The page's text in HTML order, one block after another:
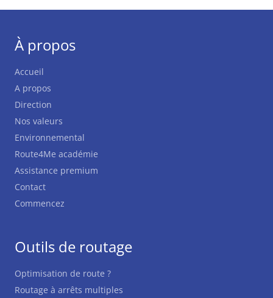
À propos
Accueil
A propos
Direction
Nos valeurs
Environnemental
Route4Me académie
Assistance premium
Contact
Commencez
Outils de routage
Optimisation de route ?
Routage à arrêts multiples